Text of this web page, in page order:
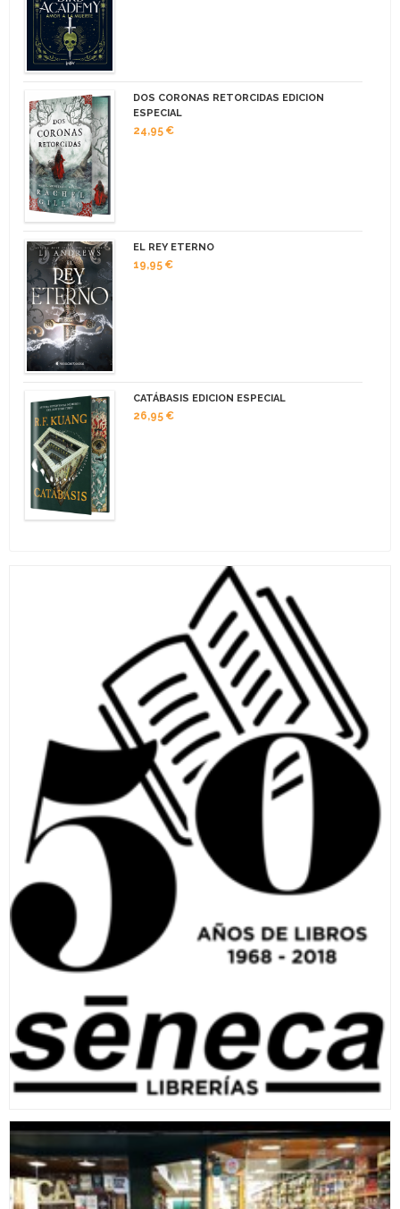
DOS CORONAS RETORCIDAS EDICION
ESPECIAL
24,95 €
EL REY ETERNO
19,95 €
CATÁBASIS EDICION ESPECIAL
26,95 €